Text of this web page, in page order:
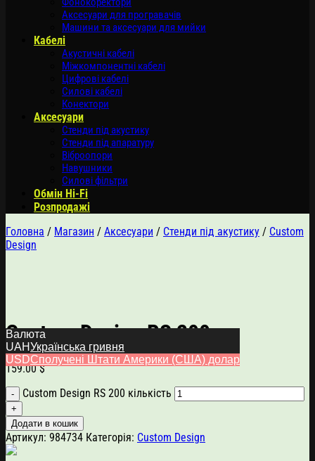
Аксесуари для програвачів
Машини та аксесуари для мийки
Кабелі
Акустичні кабелі
Міжкомпонентні кабелі
Цифрові кабелі
Силові кабелі
Конектори
Аксесуари
Стенди під акустику
Стенди під апаратуру
Віброопори
Навушники
Силові фільтри
Обмін Hi-Fi
Розпродажі
Головна / Магазин / Аксесуари / Стенди під акустику / Custom
Design
Custom Design RS 200
159.00$
Custom Design RS 200 кількість
Додати в кошик
Артикул: 984734 Категорія: Custom Design
Валюта
UAHУкраїнська гривня
USDСполучені Штати Америки (США) долар